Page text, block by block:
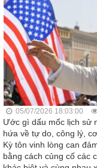
05/07/2026 18:03:00
Ước gì dấu mốc lịch sử
hứa về tự do, công lý,
Kỳ tôn vinh lòng can
bằng cách củng cố các